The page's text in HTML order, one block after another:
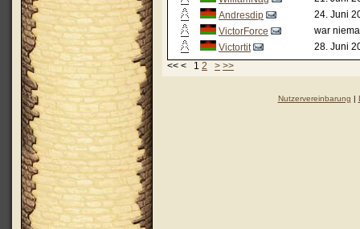
Andresdip
24. Juni
VictorForce
war
Victortit
28. Juni
<< < 1 2 > >>
Nutzervereinbarung |